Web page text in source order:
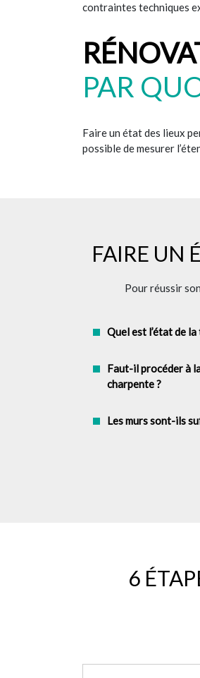
contraintes techniques
PAR
Faire un état des lieux
possible de mesurer
FAIRE UN
Pour réussir
Quel est l’état de
Faut-il procéder à
charpente ?
Les murs sont-ils
6